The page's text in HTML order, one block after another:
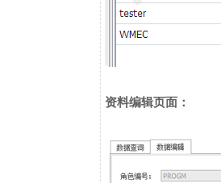
资料编辑页面：